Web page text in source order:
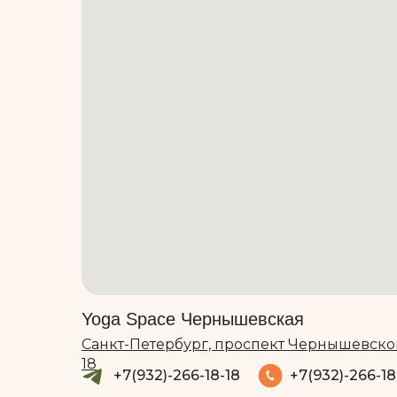
+7(932)-266-
Yoga Space Чернышевская
Санкт-Петербург, проспект
18
+7(932)-266-18-18